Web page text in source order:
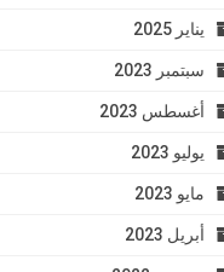
يناير 2025
سبتمبر 2023
أغسطس 2023
يوليو 2023
مايو 2023
أبريل 2023